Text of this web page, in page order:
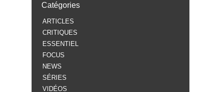
Catégories
ARTICLES
CRITIQUES
ESSENTIEL
FOCUS
NEWS
SÉRIES
VIDÉOS